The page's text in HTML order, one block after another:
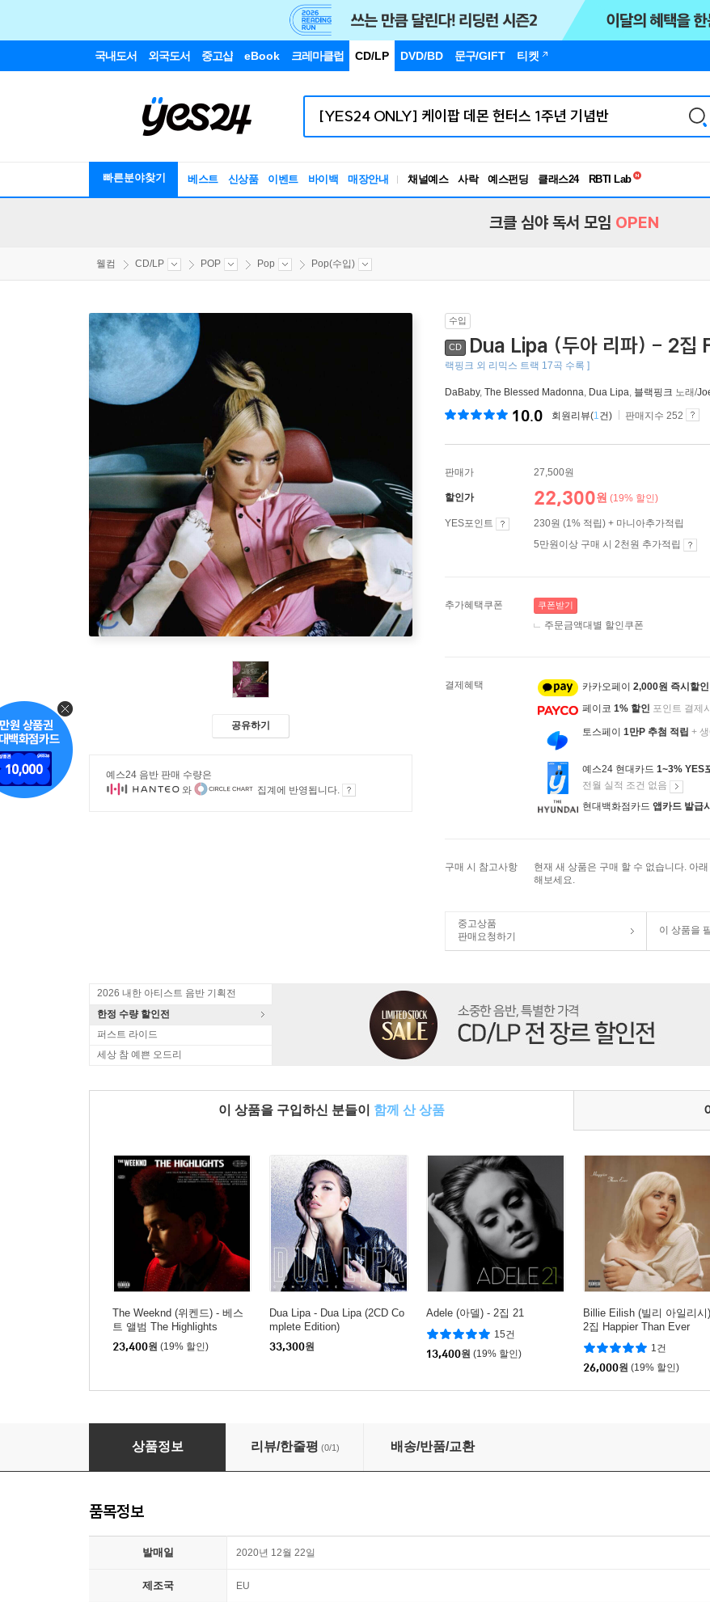
국내도서 외국도서 중고샵 eBook 크레마클럽 CD/LP DVD/BD 문구/GIFT 티켓
빠른분야찾기 베스트 신상품 이벤트 바이백 매장안내 채널예스 사락 예스펀딩 클래스24
독서유형검사
크클 심야 독서 모임 OPEN
웰컴 CD/LP POP Pop Pop(수입)
공유하기
예스24 음반 판매 수량은
와
집계에 반영됩니다.
수입
CD Dua Lipa (두아 리파) - 2
랙핑크 외 리믹스 트랙 17곡 수록 ]
DaBaby, The Blessed Madonna, Dua Lipa, 블랙핑크 노래/
10.0 회원리뷰(1건) 판매지수 252
판매가 27,500원
할인가 22,300원 (19% 할인)
YES포인트
230원 (1% 적립) + 마니아추가적립
5만원이상 구매 시 2천원 추가적립
추가혜택쿠폰 쿠폰받기
주문금액대별 할인쿠폰
결제혜택 카카오페이 2,000원 즉시할인
페이코 1% 할인 포인트 결제시
토스페이 1만P 추첨 적립 +
예스24 현대카드 1~3% YES
전월 실적 조건 없음
현대백화점카드 앱카드 발급
구매 시 참고사항
현재 새 상품은 구매 할 수 없습니다. 아
해보세요.
중고상품
판매요청하기
이 상품을
2026 내한 아티스트 음반 기획전
한정 수량 할인전
퍼스트 라이드
세상 참 예쁜 오드리
이 상품을 구입하신 분들이 함께 산 상품
The Weeknd (위켄드) - 베스
트 앨범 The Highlights
23,400원 (19% 할인)
Dua Lipa - Dua Lipa (2CD Co
mplete Edition)
33,300원
Adele (아델) - 2집 21
15건
13,400원 (19% 할인)
Billie Eilish (빌리 아일리시
2집 Happier Than Ever
1건
26,000원 (19% 할인)
Dua Lipa (두아 리파) - 2집 Future Nostalgia [Deluxe]
상품정보 리뷰/한줄평 (0/1) 배송/반품/교환
품목정보
발매일 2020년 12월 22일
제조국 EU